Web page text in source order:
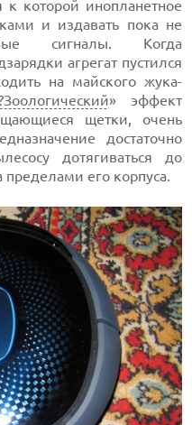
которой инопланетное
и издавать пока не
сигналы. Когда
агрегат пустился
на майского жука-
» эффект
щетки, очень
достаточно
дотягиваться до
пределами его корпуса.